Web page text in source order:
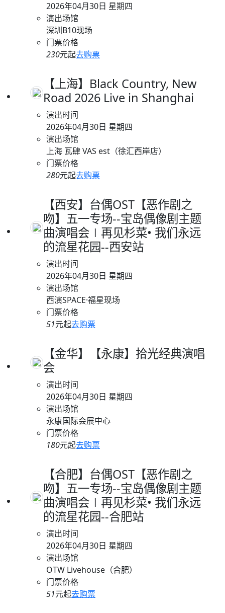
2026年04月30日 星期四
演出场馆
深圳B10现场
门票价格
230元起去购票
【上海】Black Country, New
Road 2026 Live in Shanghai
演出时间
2026年04月30日 星期四
演出场馆
上海 瓦肆 VAS est（徐汇西岸店）
门票价格
280元起去购票
【西安】台偶OST【恶作剧之
吻】五一专场--宝岛偶像剧主题
曲演唱会∣再见杉菜• 我们永远
的流星花园--西安站
演出时间
2026年04月30日 星期四
演出场馆
西演SPACE·福星现场
门票价格
51元起去购票
【金华】【永康】拾光经典演唱
会
演出时间
2026年04月30日 星期四
演出场馆
永康国际会展中心
门票价格
180元起去购票
【合肥】台偶OST【恶作剧之
吻】五一专场--宝岛偶像剧主题
曲演唱会∣再见杉菜• 我们永远
的流星花园--合肥站
演出时间
2026年04月30日 星期四
演出场馆
OTW Livehouse（合肥）
门票价格
51元起去购票